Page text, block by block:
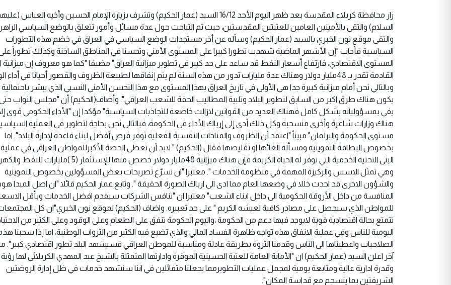
زار محافظة كربلاء المقدسة بعد ظهر اليوم الأحد 16/12 السيد (عمار الحكيم) وتشرف بزيارة الإمام الحسين وأخيه العباس
السلام) والتقى بالأمينين العامين للعتبتين المقدستين، حيث تم التباحث حول عدة مسائل وأمور تتعلق بالوضع السياسي
والتقى موقع نون الخبري بالسيد (عمار الحكيم) وسأله عن أخر مستجدات الوضع السياسي في العراق في خضم هذه التطورات
السياسية فأجاب "إن الأشهر الماضية شهدت تطورا كبيرا على المستوى الأمني وتحسنا في المناطق الساخنة وكذلك تطوراً
المستوى الاقتصادي، فارتفاع أسعار النفط قد ساعد على حد كبير في تطوير ميزانية العراق" مضيفا "كما هو معروف إن ميزانية
القادمة تقدر بـ 48مليار دولار وهناك عدة مليارات تدور من هذه السنة لم يتم إنفاقها لطبيعة الظروف والقصور أحيانا في أداء
وبالتالي نحن أمام ميزانية كبيرة جدا هي الأولى في تاريخ العراق بهذا المستوى مع هذا التحسن الأمني النسبي الذي يبشر
يكون هناك طرق اكبر من السابق لتطوير البلاد وتلبية المطاليب الحقة للشعب العراقي". وأضاف(الحكيم) أن "مجلس النواب حتى
يفي بمسؤولياته بشكل كامل فهناك العديد من القوانين لازالت خاضعة للتجاذبات السياسية" مؤكدا إن "الأداء الحكومي قوى
هناك وزارات شاغرة وأخرى منسحبة وكل ذلك أدى إلى إرباك الأداء في الحكومة، فبالتالي نحن بحاجة لتطوير في العملية
مستوى الحكومة والبرلمان" مبيناً "اعتقد أن الظروف والمناخات النفسية الفعلية توفر فرص أفضل لبناء قاعدة لإدارة البلاد". اما
بخصوص البطاقة التموينية ومسألة الغائها او تقليصها فقال (الحكيم) " لابد أن تعطى الحصة الأكبرللمواطن العراقي في عملية
البنى التحتية الخدمية التي توفر له الحياة الكريمة فإن هناك ميزانية 48مليار دولار خصص منها للإستثمار (5
وهي تمثل الاسس والركيزة المهمة في منظومة الخدمات ". معتبرا "ان تسرّع تصريحات بعض المسؤولين بخصوص التموينية
والشؤون الاخرى قد احدث خللا في وضعها العام مما ادى الى ارباك الصورة الحقيقة ". وتابع عمار الحكيم قائلا "ان اصل
المنافسة من داخل الأروقة الحكومية الى داخل ابناء الشعب" معتبرا ان "تنافس الشركات سيقدم افضل الخدمات وبأقل
للمواطن الذي سيحصل على مصادر كافية لعيشه الكريم " على حد تعبيره. واضاف (الحكيم) لموقع نون الخبري"ان كل
تتمتع بحالة اقتصادية قوية لايوجد فيها دعم من الحكومة ،واليوم الحكومة تنفق على الطعام وعلى الوقود وعلى الكثير من
اليومية للناس وفي عملية الانفاق هذه تواجه ظاهرة الفساد المالي والذي تضيع فيه الكثير من الثروات الوطنية، اما إذا سحبنا
الصلاحيات واعطيناها الى الناس وقدمنا الثروة بطريقة عادلة ومناسبة للموطن العراقي فسيشهد البلد تطور اقتصادي كبير".
آخر اعلن السيد (عمار الحكيم) ان "الأمانة العامة للعتبة الحسينية الموقرة وادارتها المتمثلة بالشيخ عبد المهدي الكربلائي لها رؤية
وقدرة ادارية عالية ومتابعة يومية لمجمل عمليات التطويرمما يجعلنا متفائلين في اننا سنشهد خدمات في ظل إدارة الروضتين
الشريفتين بما ينسجم مع قداسة المكان".